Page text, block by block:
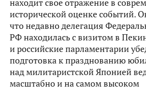
находит свое отражение в
исторической оценке событий.
что недавно делегация
РФ находилась с визитом в
и российские парламентарии
подготовка к празднованию
над милитаристской Японией
масштабно и на самом высоком